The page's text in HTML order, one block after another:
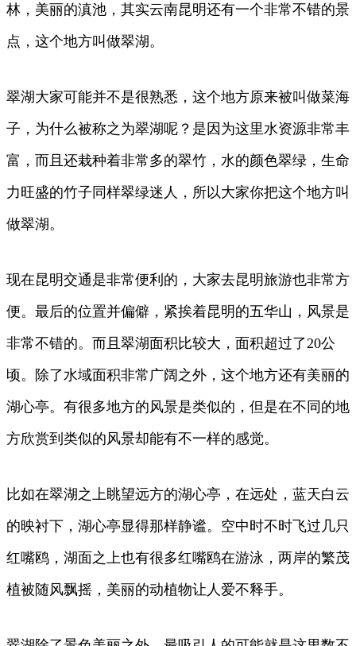
林，美丽的滇池，其实云南昆明还有一个非常不错的景
点，这个地方叫做翠湖。
翠湖大家可能并不是很熟悉，这个地方原来被叫做菜海
子，为什么被称之为翠湖呢？是因为这里水资源非常丰
富，而且还栽种着非常多的翠竹，水的颜色翠绿，生命
力旺盛的竹子同样翠绿迷人，所以大家你把这个地方叫
做翠湖。
现在昆明交通是非常便利的，大家去昆明旅游也非常方
便。最后的位置并偏僻，紧挨着昆明的五华山，风景是
非常不错的。而且翠湖面积比较大，面积超过了20公
顷。除了水域面积非常广阔之外，这个地方还有美丽的
湖心亭。有很多地方的风景是类似的，但是在不同的地
方欣赏到类似的风景却能有不一样的感觉。
比如在翠湖之上眺望远方的湖心亭，在远处，蓝天白云
的映衬下，湖心亭显得那样静谧。空中时不时飞过几只
红嘴鸥，湖面之上也有很多红嘴鸥在游泳，两岸的繁茂
植被随风飘摇，美丽的动植物让人爱不释手。